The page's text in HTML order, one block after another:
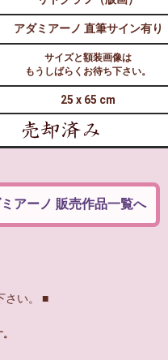
アダミアーノ 直筆サイン有り
サイズと額装画像は
もうしばらくお待ち下さい。
25 x 65 cm
アーノ 販売作品一覧へ
さい。 ■